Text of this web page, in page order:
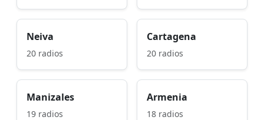
Neiva
20 radios
Cartagena
20 radios
Manizales
19 radios
Armenia
18 radios